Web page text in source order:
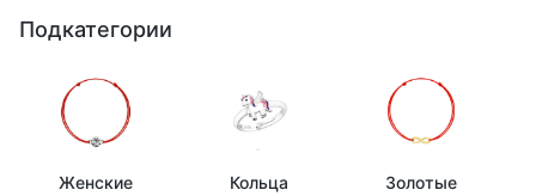
Подкатегории
Женские
Кольца
Золотые